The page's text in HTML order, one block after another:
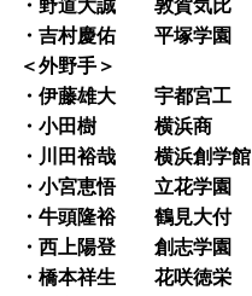
・野道大誠 敦賀気比
・吉村慶佑 平塚学園
＜外野手＞
・伊藤雄大 宇都宮工
・小田樹 横浜商
・川田裕哉 横浜創学館
・小宮恵悟 立花学園
・牛頭隆裕 鶴見大付
・西上陽登 創志学園
・橋本祥生 花咲徳栄